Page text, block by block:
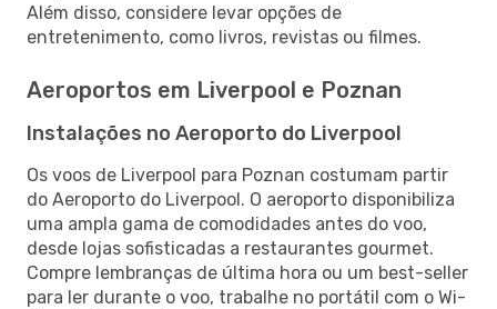
Além disso, considere levar opções de
entretenimento, como livros, revistas ou filmes.
Aeroportos em Liverpool e Poznan
Instalações no Aeroporto do Liverpool
Os voos de Liverpool para Poznan costumam partir
do Aeroporto do Liverpool. O aeroporto disponibiliza
uma ampla gama de comodidades antes do voo,
desde lojas sofisticadas a restaurantes gourmet.
Compre lembranças de última hora ou um best-seller
para ler durante o voo, trabalhe no portátil com o Wi-